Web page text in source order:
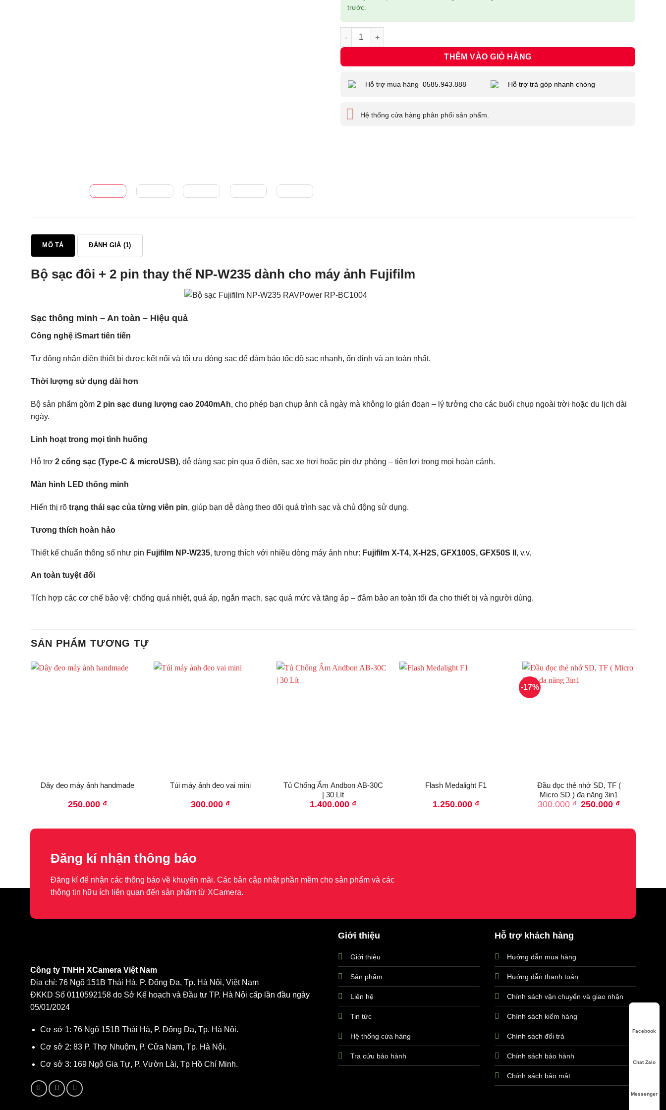
trước.
Bộ 2 pin + sạc đôi RAVPower for Fujifilm NP-W235 số lượng
THÊM VÀO GIỎ HÀNG
Hỗ trợ mua hàng 0585.943.888 Hỗ trợ trả góp nhanh chóng
Hệ thống cửa hàng phân phối sản phẩm.
MÔ TẢ ĐÁNH GIÁ (1)
Bộ sạc đôi + 2 pin thay thế NP-W235 dành cho máy ảnh Fujifilm
Sạc thông minh – An toàn – Hiệu quả
Công nghệ iSmart tiên tiến
Tự động nhận diện thiết bị được kết nối và tối ưu dòng sạc để đảm bảo tốc độ sạc nhanh, ổn định và an toàn nhất.
Thời lượng sử dụng dài hơn
Bộ sản phẩm gồm 2 pin sạc dung lượng cao 2040mAh, cho phép bạn chụp ảnh cả ngày mà không lo gián đoạn – lý tưởng cho các buổi chụp ngoài trời hoặc du lịch dài
ngày.
Linh hoạt trong mọi tình huống
Hỗ trợ 2 cổng sạc (Type-C & microUSB), dễ dàng sạc pin qua ổ điện, sạc xe hơi hoặc pin dự phòng – tiện lợi trong mọi hoàn cảnh.
Màn hình LED thông minh
Hiển thị rõ trạng thái sạc của từng viên pin, giúp bạn dễ dàng theo dõi quá trình sạc và chủ động sử dụng.
Tương thích hoàn hảo
Thiết kế chuẩn thông số như pin Fujifilm NP-W235, tương thích với nhiều dòng máy ảnh như: Fujifilm X-T4, X-H2S, GFX100S, GFX50S II , v.v.
An toàn tuyệt đối
Tích hợp các cơ chế bảo vệ: chống quá nhiệt, quá áp, ngắn mạch, sạc quá mức và tăng áp – đảm bảo an toàn tối đa cho thiết bị và người dùng.
SẢN PHẨM TƯƠNG TỰ
Dây đeo máy ảnh handmade
250.000 ₫
Túi máy ảnh đeo vai mini
300.000 ₫
Tủ Chống Ẩm Andbon AB-30C
| 30 Lít
1.400.000 ₫
Flash Medalight F1
1.250.000 ₫
-17%
Đầu đọc thẻ nhớ SD, TF (
Micro SD ) đa năng 3in1
300.000₫ Giá
gốc
250.000 ₫Giá
250.000 ₫.
Đăng kí nhận thông báo
Đăng kí để nhận các thông báo về khuyến mãi. Các bản cập nhật phần mềm cho sản phẩm và các
thông tin hữu ích liên quan đến sản phẩm từ XCamera.
Công ty TNHH XCamera Việt Nam
Địa chỉ: 76 Ngõ 151B Thái Hà, P. Đống Đa, Tp. Hà Nội, Việt Nam
ĐKKD Số 0110592158 do Sở Kế hoạch và Đầu tư TP. Hà Nội cấp lần đầu ngày
05/01/2024
Cơ sở 1: 76 Ngõ 151B Thái Hà, P. Đống Đa, Tp. Hà Nội.
Cơ sở 2: 83 P. Thợ Nhuộm, P. Cửa Nam, Tp. Hà Nội.
Cơ sở 3: 169 Ngô Gia Tự, P. Vườn Lài, Tp Hồ Chí Minh.
Giới thiệu
Giới thiệu
Sản phẩm
Liên hệ
Tin tức
Hệ thống cửa hàng
Tra cứu bảo hành
Hỗ trợ khách hàng
Hướng dẫn mua hàng
Hướng dẫn thanh toán
Chính sách vận chuyển và giao nhận
Chính sách kiểm hàng
Chính sách đổi trả
Chính sách bảo hành
Chính sách bảo mật
Facebook
Chat Zalo
Messenger